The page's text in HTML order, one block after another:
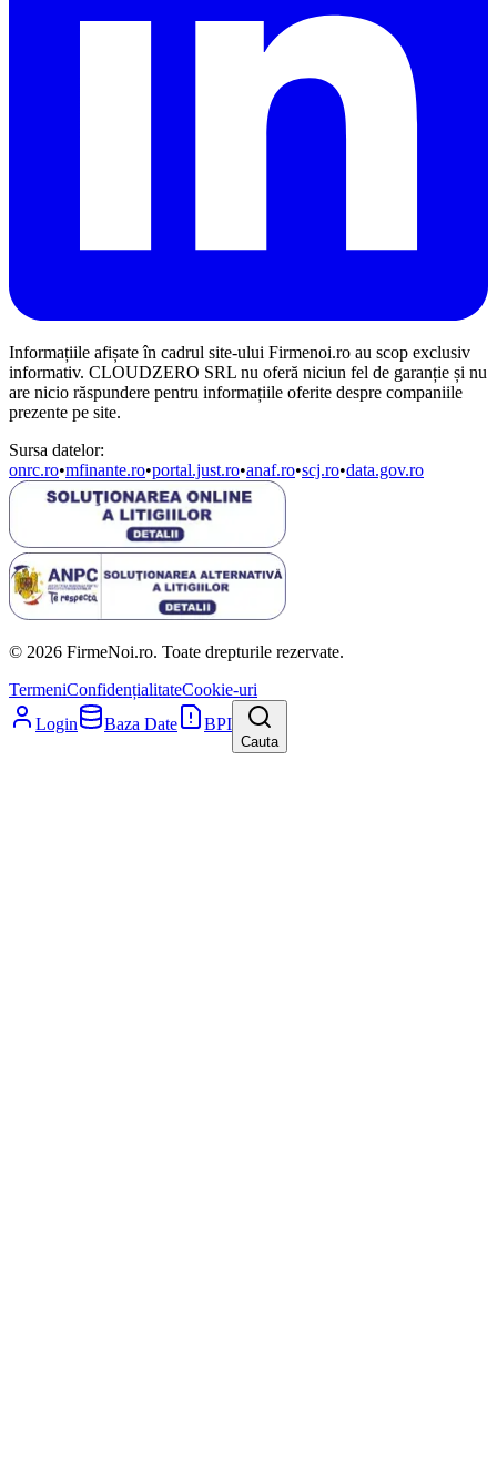
Informațiile afișate în cadrul site-ului Firmenoi.ro au scop exclusiv
informativ. CLOUDZERO SRL nu oferă niciun fel de garanție și nu
are nicio răspundere pentru informațiile oferite despre companiile
prezente pe site.
Sursa datelor:
onrc.ro•mfinante.ro•portal.just.ro•anaf.ro•scj.ro•data.gov.ro
© 2026 FirmeNoi.ro. Toate drepturile rezervate.
TermeniConfidențialitateCookie-uri
Login
Baza Date BPI
Cauta